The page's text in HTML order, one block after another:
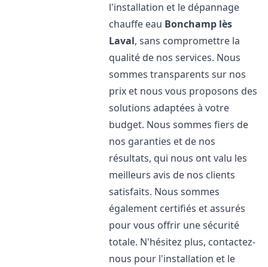
l'installation et le dépannage
chauffe eau Bonchamp lès
Laval, sans compromettre la
qualité de nos services. Nous
sommes transparents sur nos
prix et nous vous proposons des
solutions adaptées à votre
budget. Nous sommes fiers de
nos garanties et de nos
résultats, qui nous ont valu les
meilleurs avis de nos clients
satisfaits. Nous sommes
également certifiés et assurés
pour vous offrir une sécurité
totale. N'hésitez plus, contactez-
nous pour l'installation et le